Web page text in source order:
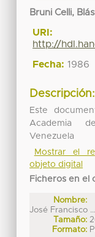
Bruni Celli, Blás
URI:
http://
Fecha: 1986
Descripción:
Este
Academia
Venezuela
Mostrar el
objeto digital
Ficheros en el
Nombre:
José Francisco ...
Tamaño:
Formato: